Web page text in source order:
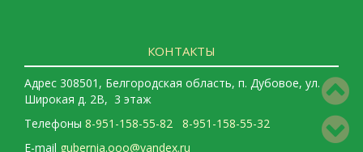
КОНТАКТЫ
Адрес 308501, Белгородская область, п. Дубовое, ул.
Широкая д. 2В, 3 этаж
Телефоны 8-951-158-55-82 8-951-158-55-32
E-mail gubernia.ooo@yandex.ru